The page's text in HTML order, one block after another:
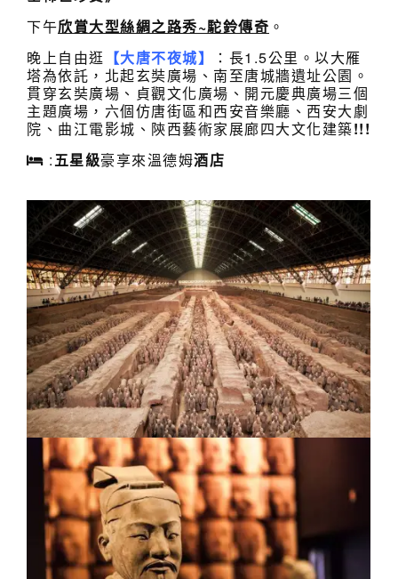
下午欣賞大型絲綢之路秀~駝鈴傳奇 。
晚上自由逛 【大唐不夜城】
：長1.5公里。以大雁
塔為依託，北起玄奘廣場、南至唐城牆遺址公園。
貫穿玄奘廣場、貞觀文化廣場、開元慶典廣場三個
主題廣場，六個仿唐街區和西安音樂廳、西安大劇
院、曲江電影城、陝西藝術家展廊四大文化建築!!!
:五星級豪享來溫德姆酒店